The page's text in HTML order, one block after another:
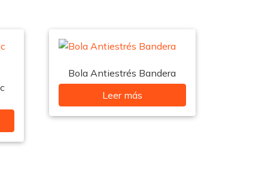
Bola Antiestrés Bandera
Leer más